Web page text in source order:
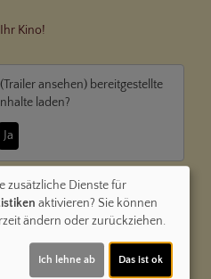
Kino!
ansehen)bereitgestellte
laden?
Ja
zusätzliche Dienste für
aktivieren? Sie können
ändern oder zurückziehen.
Ich lehne ab Das ist ok